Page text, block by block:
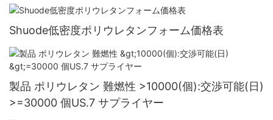
Shuode低密度ポリウレタンフォーム価格表
製品 ポリウレタン 難燃性 >10000(個):交渉可能(日)
>=30000 個US.7 サプライヤー